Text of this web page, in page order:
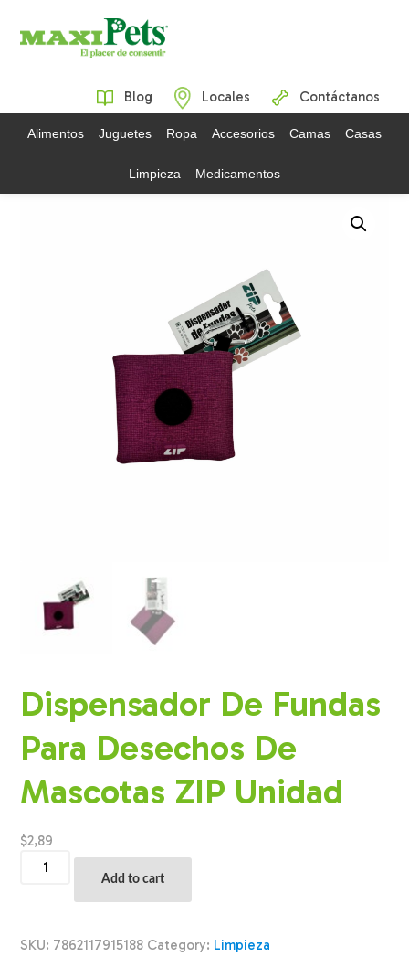
Blog Locales Contáctanos
Alimentos Juguetes Ropa Accesorios Camas Casas
Limpieza Medicamentos
Dispensador De Fundas
Para Desechos De
Mascotas ZIP Unidad
$2,89
Dispensador
De
Add to cart
SKU: 7862117915188 Category: Limpieza